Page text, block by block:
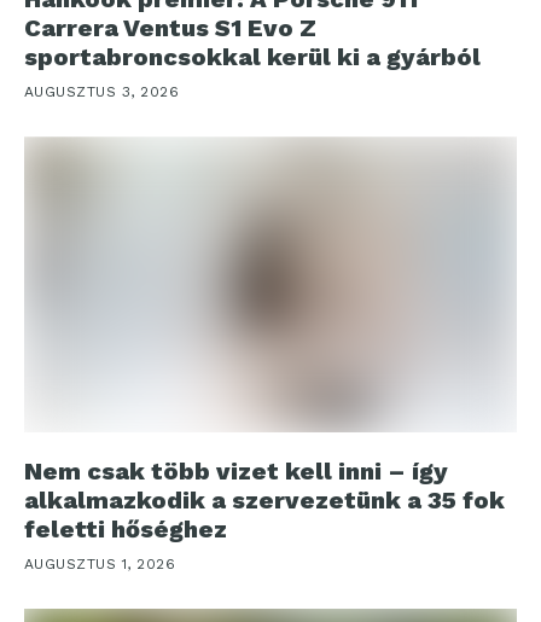
Carrera Ventus S1 Evo Z
sportabroncsokkal kerül ki a gyárból
AUGUSZTUS 3, 2026
Nem csak több vizet kell inni – így
alkalmazkodik a szervezetünk a 35 fok
feletti hőséghez
AUGUSZTUS 1, 2026